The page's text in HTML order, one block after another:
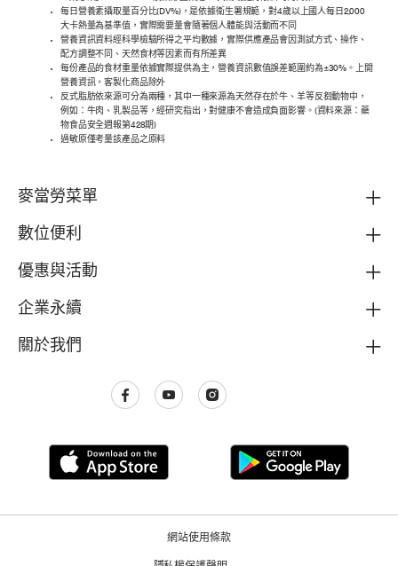
每日營養素攝取量百分比(DV%)，是依據衛生署規範，對4歲以上國人每日2,000
大卡熱量為基準值，實際需要量會隨著個人體能與活動而不同
營養資訊資料經科學檢驗所得之平均數據，實際供應產品會因測試方式、操作、
配方調整不同、天然食材等因素而有所差異
每份產品的食材重量依據實際提供為主，營養資訊數值誤差範圍約為±30%。上開
營養資訊，客製化商品除外
反式脂肪依來源可分為兩種，其中一種來源為天然存在於牛、羊等反芻動物中，
例如：牛肉、乳製品等，經研究指出，對健康不會造成負面影響。(資料來源：藥
物食品安全週報第428期)
過敏原僅考量該產品之原料
麥當勞菜單
數位便利
優惠與活動
企業永續
關於我們
網站使用條款